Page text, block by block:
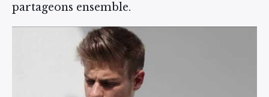
partageons ensemble.